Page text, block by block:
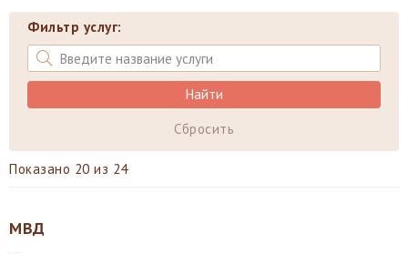
Фильтр услуг:
Найти
Сбросить
Показано 20 из 24
МВД